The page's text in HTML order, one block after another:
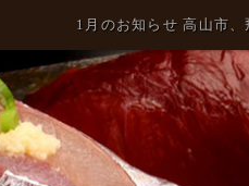
1月のお知らせ 高山市